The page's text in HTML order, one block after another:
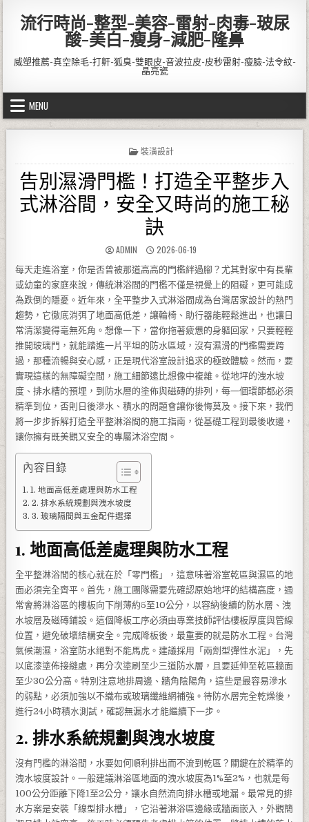
流行時尚-整型-美容-雷射-肉毒-玻尿
酸-美白-瘦身-減肥-隆鼻
威塑推薦-真空除毛-打鼾-狐臭-雙眼皮-音波拉皮-皮秒雷射-瘦臉-法令紋-
晶亮瓷
MENU
POSTED IN
裝潢設計
告別濕滑門檻！打造全平整步入
式淋浴間，安全又時尚的施工秘
訣
AUTHOR:
ADMIN PUBLISHED DATE:
2026-06-19
每天走進浴室，你是否曾被那道高高的門檻絆過腳？尤其對家中有長輩
或幼童的家庭來說，傳統淋浴間的門檻不僅是視覺上的阻礙，更可能成
為跌倒的隱憂。近年來，全平整步入式淋浴間成為台灣居家設計的熱門
趨勢，它徹底消弭了地面高低差，讓輪椅、助行器能輕鬆進出，也讓日
常清潔變得毫無死角。想像一下，當你拖著疲憊的身軀回家，只要輕輕
推開玻璃門，就能踏進一片平坦的防水區域，沒有濕滑的門檻需要跨
過，那種流暢與安心感，正是現代浴室設計追求的極致體驗。然而，要
實現這樣的無障礙空間，施工細節遠比想像中複雜。從地坪的洩水坡
度、排水槽的預埋，到防水層的塗佈與磁磚的排列，每一個環節都必須
精準到位，否則日後滲水、積水的問題會讓你後悔莫及。接下來，我們
將一步步拆解打造全平整淋浴間的施工指南，從基礎工程到最後收邊，
讓你擁有既美觀又安全的專屬沐浴空間。
內容目錄
1. 地面高低差處理與防水工程
2. 排水系統規劃與洩水坡度
3. 玻璃隔間與五金配件選擇
1. 地面高低差處理與防水工程
全平整淋浴間的核心就在於「零門檻」，這意味著浴室乾區與濕區的地
面必須完全齊平。首先，施工團隊需要先確認原始地坪的結構高度，通
常會將淋浴區的樓板向下削薄約5至10公分，以容納後續的防水層、洩
水坡層及磁磚鋪設。這個降板工序必須由專業技師評估樓板厚度與管線
位置，避免破壞結構安全。完成降板後，最重要的就是防水工程。台灣
氣候潮濕，浴室防水絕對不能馬虎。建議採用「兩劑型彈性水泥」，先
以底漆塗佈接縫處，再分次塗刷至少三道防水層，且要延伸至乾區牆面
至少30公分高。特別注意地排周邊、牆角陰陽角，這些是最容易滲水
的弱點，必須加強以不織布或玻璃纖維網補強。待防水層完全乾燥後，
進行24小時積水測試，確認無漏水才能繼續下一步。
2. 排水系統規劃與洩水坡度
沒有門檻的淋浴間，水要如何順利排出而不流到乾區？關鍵在於精準的
洩水坡度設計。一般建議淋浴區地面的洩水坡度為1%至2%，也就是每
100公分距離下降1至2公分，讓水自然流向排水槽或地漏。最常見的排
水方案是安裝「線型排水槽」，它沿著淋浴區邊緣或牆面嵌入，外觀簡